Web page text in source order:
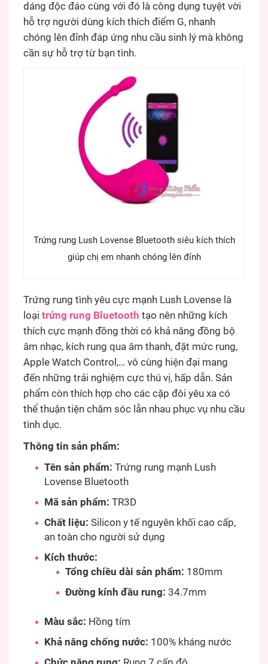
dáng độc đáo cùng với đó là công dụng tuyệt vời
hỗ trợ người dùng kích thích điểm G, nhanh
chóng lên đỉnh đáp ứng nhu cầu sinh lý mà không
cần sự hỗ trợ từ bạn tình.
Trứng rung Lush Lovense Bluetooth siêu kích thích
giúp chị em nhanh chóng lên đỉnh
Trứng rung tình yêu cực mạnh Lush Lovense là
loại trứng rung Bluetooth tạo nên những kích
thích cực mạnh đồng thời có khả năng đồng bộ
âm nhạc, kích rung qua âm thanh, đặt mức rung,
Apple Watch Control,… vô cùng hiện đại mang
đến những trải nghiệm cực thú vị, hấp dẫn. Sản
phẩm còn thích hợp cho các cặp đôi yêu xa có
thể thuận tiện chăm sóc lẫn nhau phục vụ nhu cầu
tình dục.
Thông tin sản phẩm:
Tên sản phẩm: Trứng rung mạnh Lush
Lovense Bluetooth
Mã sản phẩm: TR3D
Chất liệu: Silicon y tế nguyên khối cao cấp,
an toàn cho người sử dụng
Kích thước:
Tổng chiều dài sản phẩm: 180mm
Đường kính đầu rung: 34.7mm
Màu sắc: Hồng tím
Khả năng chống nước: 100% kháng nước